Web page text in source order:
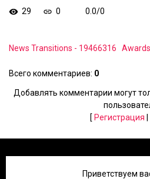
29 0 0.0/0
News Transitions - 19466316
Всего комментариев: 0
Добавлять комментарии могут
[ Регистрация
Приветствуем